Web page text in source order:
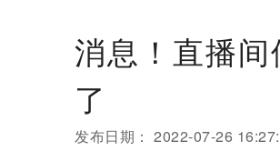
消息！直播
了
发布日期： 2022-07-26